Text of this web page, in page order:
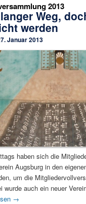
2013
Weg,
werden
Januar 2013
haben sich die
Augsburg in den
um die
wurde auch ein neuer
→